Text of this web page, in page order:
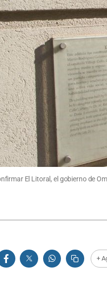
El Litoral, el gobierno de
+